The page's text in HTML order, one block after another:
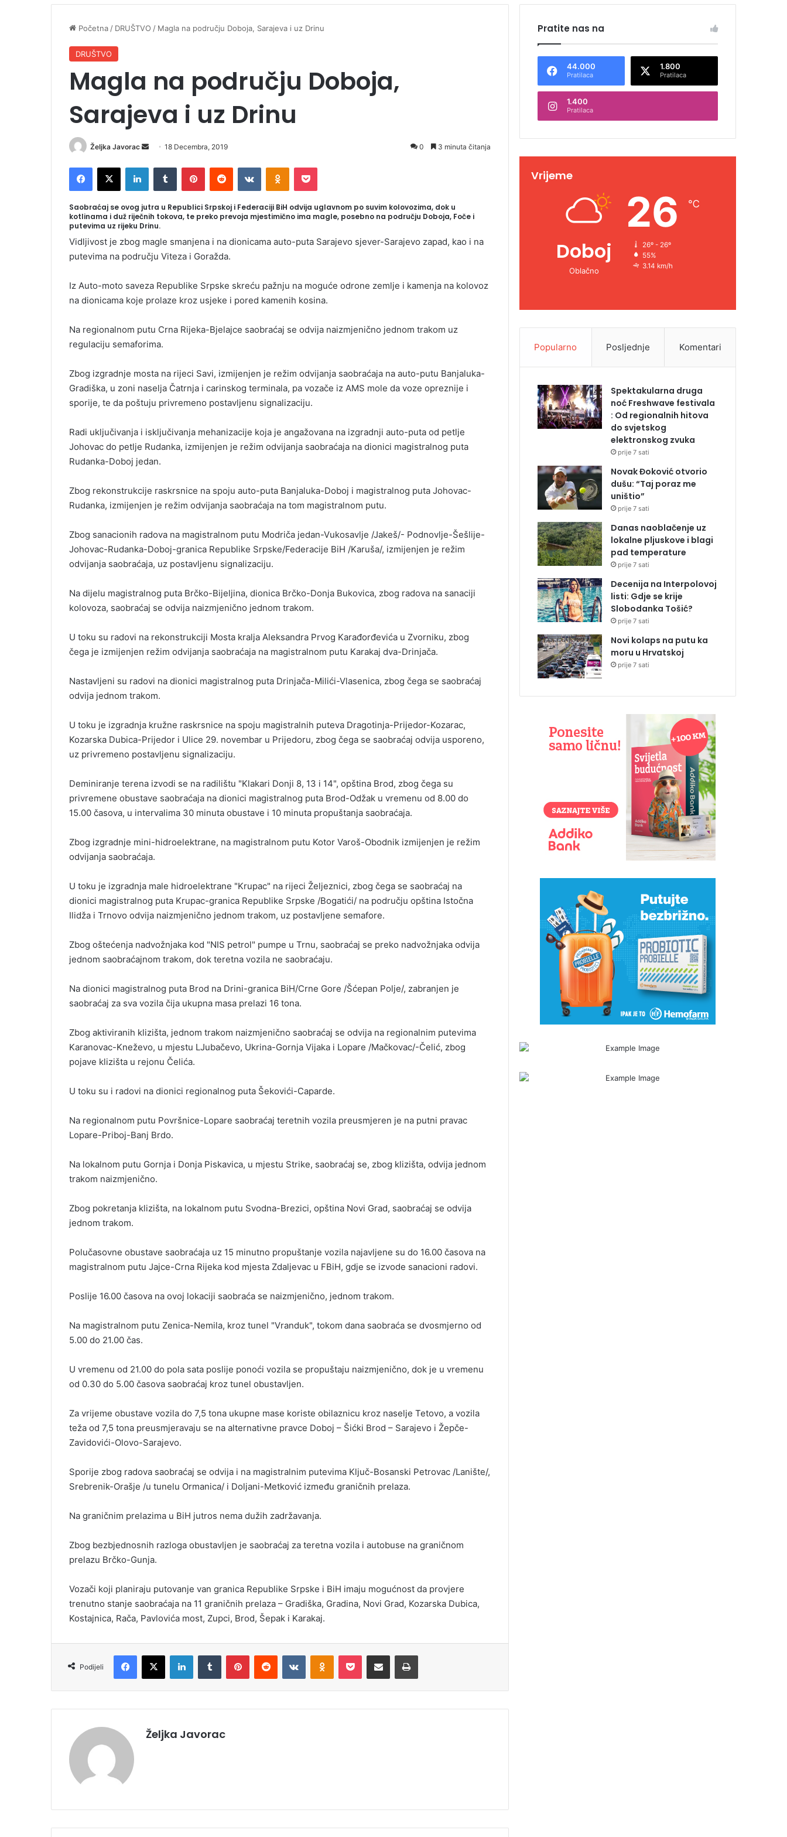
Početna / DRUŠTVO / Magla na području Doboja, Sarajeva i uz Drinu
DRUŠTVO
Magla na području Doboja,
Sarajeva i uz Drinu
Željka Javorac
a
n
e
m
a
l
18 Decembra, 2019 0 3 minuta čitanja
Saobraćaj se ovog jutra u Republici Srpskoj i Federaciji BiH odvija uglavnom po suvim kolovozima, dok u
kotlinama i duž riječnih tokova, te preko prevoja mjestimično ima magle, posebno na području Doboja, Foče i
putevima uz rijeku Drinu.
Vidljivost je zbog magle smanjena i na dionicama auto-puta Sarajevo sjever-Sarajevo zapad, kao i na
putevima na području Viteza i Goražda.
Iz Auto-moto saveza Republike Srpske skreću pažnju na moguće odrone zemlje i kamenja na kolovoz
na dionicama koje prolaze kroz usjeke i pored kamenih kosina.
Na regionalnom putu Crna Rijeka-Bjelajce saobraćaj se odvija naizmjenično jednom trakom uz
regulaciju semaforima.
Zbog izgradnje mosta na rijeci Savi, izmijenjen je režim odvijanja saobraćaja na auto-putu Banjaluka-
Gradiška, u zoni naselja Čatrnja i carinskog terminala, pa vozače iz AMS mole da voze opreznije i
sporije, te da poštuju privremeno postavljenu signalizaciju.
Radi uključivanja i isključivanja mehanizacije koja je angažovana na izgradnji auto-puta od petlje
Johovac do petlje Rudanka, izmijenjen je režim odvijanja saobraćaja na dionici magistralnog puta
Rudanka-Doboj jedan.
Zbog rekonstrukcije raskrsnice na spoju auto-puta Banjaluka-Doboj i magistralnog puta Johovac-
Rudanka, izmijenjen je režim odvijanja saobraćaja na tom magistralnom putu.
Zbog sanacionih radova na magistralnom putu Modriča jedan-Vukosavlje /Jakeš/- Podnovlje-Šešlije-
Johovac-Rudanka-Doboj-granica Republike Srpske/Federacije BiH /Karuša/, izmijenjen je režim
odvijanja saobraćaja, uz postavljenu signalizaciju.
Na dijelu magistralnog puta Brčko-Bijeljina, dionica Brčko-Donja Bukovica, zbog radova na sanaciji
kolovoza, saobraćaj se odvija naizmjenično jednom trakom.
U toku su radovi na rekonstrukciji Mosta kralja Aleksandra Prvog Karađorđevića u Zvorniku, zbog
čega je izmijenjen režim odvijanja saobraćaja na magistralnom putu Karakaj dva-Drinjača.
Nastavljeni su radovi na dionici magistralnog puta Drinjača-Milići-Vlasenica, zbog čega se saobraćaj
odvija jednom trakom.
U toku je izgradnja kružne raskrsnice na spoju magistralnih puteva Dragotinja-Prijedor-Kozarac,
Kozarska Dubica-Prijedor i Ulice 29. novembar u Prijedoru, zbog čega se saobraćaj odvija usporeno,
uz privremeno postavljenu signalizaciju.
Deminiranje terena izvodi se na radilištu "Klakari Donji 8, 13 i 14", opština Brod, zbog čega su
privremene obustave saobraćaja na dionici magistralnog puta Brod-Odžak u vremenu od 8.00 do
15.00 časova, u intervalima 30 minuta obustave i 10 minuta propuštanja saobraćaja.
Zbog izgradnje mini-hidroelektrane, na magistralnom putu Kotor Varoš-Obodnik izmijenjen je režim
odvijanja saobraćaja.
U toku je izgradnja male hidroelektrane "Krupac" na rijeci Željeznici, zbog čega se saobraćaj na
dionici magistralnog puta Krupac-granica Republike Srpske /Bogatići/ na području opština Istočna
Ilidža i Trnovo odvija naizmjenično jednom trakom, uz postavljene semafore.
Zbog oštećenja nadvožnjaka kod "NIS petrol" pumpe u Trnu, saobraćaj se preko nadvožnjaka odvija
jednom saobraćajnom trakom, dok teretna vozila ne saobraćaju.
Na dionici magistralnog puta Brod na Drini-granica BiH/Crne Gore /Šćepan Polje/, zabranjen je
saobraćaj za sva vozila čija ukupna masa prelazi 16 tona.
Zbog aktiviranih klizišta, jednom trakom naizmjenično saobraćaj se odvija na regionalnim putevima
Karanovac-Kneževo, u mjestu LJubačevo, Ukrina-Gornja Vijaka i Lopare /Mačkovac/-Čelić, zbog
pojave klizišta u rejonu Čelića.
U toku su i radovi na dionici regionalnog puta Šekovići-Caparde.
Na regionalnom putu Površnice-Lopare saobraćaj teretnih vozila preusmjeren je na putni pravac
Lopare-Priboj-Banj Brdo.
Na lokalnom putu Gornja i Donja Piskavica, u mjestu Strike, saobraćaj se, zbog klizišta, odvija jednom
trakom naizmjenično.
Zbog pokretanja klizišta, na lokalnom putu Svodna-Brezici, opština Novi Grad, saobraćaj se odvija
jednom trakom.
Polučasovne obustave saobraćaja uz 15 minutno propuštanje vozila najavljene su do 16.00 časova na
magistralnom putu Jajce-Crna Rijeka kod mjesta Zdaljevac u FBiH, gdje se izvode sanacioni radovi.
Poslije 16.00 časova na ovoj lokaciji saobraća se naizmjenično, jednom trakom.
Na magistralnom putu Zenica-Nemila, kroz tunel "Vranduk", tokom dana saobraća se dvosmjerno od
5.00 do 21.00 čas.
U vremenu od 21.00 do pola sata poslije ponoći vozila se propuštaju naizmjenično, dok je u vremenu
od 0.30 do 5.00 časova saobraćaj kroz tunel obustavljen.
Za vrijeme obustave vozila do 7,5 tona ukupne mase koriste obilaznicu kroz naselje Tetovo, a vozila
teža od 7,5 tona preusmjeravaju se na alternativne pravce Doboj – Šićki Brod – Sarajevo i Žepče-
Zavidovići-Olovo-Sarajevo.
Sporije zbog radova saobraćaj se odvija i na magistralnim putevima Ključ-Bosanski Petrovac /Lanište/,
Srebrenik-Orašje /u tunelu Ormanica/ i Doljani-Metković između graničnih prelaza.
Na graničnim prelazima u BiH jutros nema dužih zadržavanja.
Zbog bezbjednosnih razloga obustavljen je saobraćaj za teretna vozila i autobuse na graničnom
prelazu Brčko-Gunja.
Vozači koji planiraju putovanje van granica Republike Srpske i BiH imaju mogućnost da provjere
trenutno stanje saobraćaja na 11 graničnih prelaza – Gradiška, Gradina, Novi Grad, Kozarska Dubica,
Kostajnica, Rača, Pavlovića most, Zupci, Brod, Šepak i Karakaj.
Podijeli
Željka Javorac
Pratite nas na
44.000
Pratilaca
1.800
Pratilaca
1.400
Pratilaca
Vrijeme
Doboj
Oblačno
26 ℃
26º - 26º
55%
3.14 km/h
Popularno Posljednje Komentari
Spektakularna druga
noć Freshwave festivala
: Od regionalnih hitova
do svjetskog
elektronskog zvuka
prije 7 sati
Novak Đoković otvorio
dušu: “Taj poraz me
uništio”
prije 7 sati
Danas naoblačenje uz
lokalne pljuskove i blagi
pad temperature
prije 7 sati
Decenija na Interpolovoj
listi: Gdje se krije
Slobodanka Tošić?
prije 7 sati
Novi kolaps na putu ka
moru u Hrvatskoj
prije 7 sati